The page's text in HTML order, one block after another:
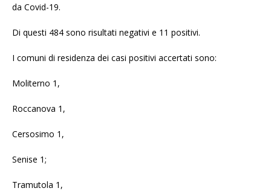
da Covid-19.
Di questi 484 sono risultati negativi e 11 positivi.
I comuni di residenza dei casi positivi accertati sono:
Moliterno 1,
Roccanova 1,
Cersosimo 1,
Senise 1;
Tramutola 1,